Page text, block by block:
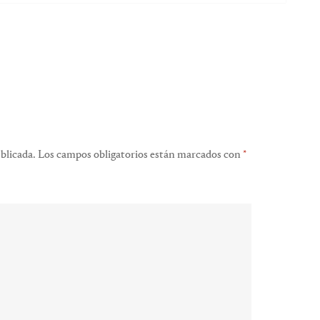
Los campos obligatorios están marcados con*